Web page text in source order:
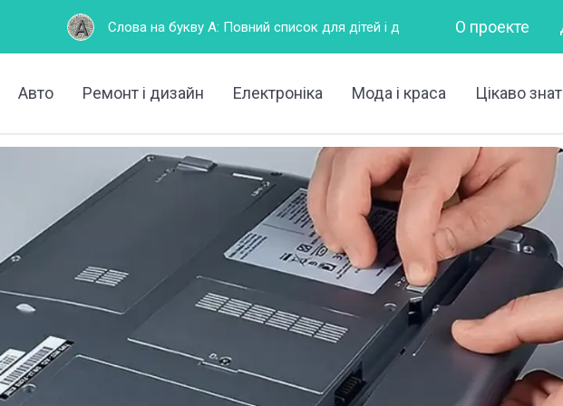
Слова на букву А: Повний список для дітей і дорослих Горизонтально – це як?
О проекте
Авто Ремонт і дизайн Електроніка Мода і краса Цікаво